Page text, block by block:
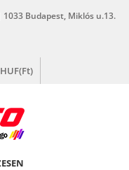
Budapest, Miklós u.13.
HUF(Ft)